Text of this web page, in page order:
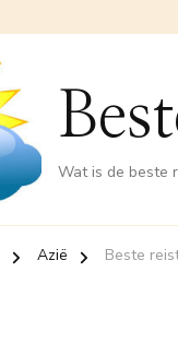
Wat is de beste
Azië Beste